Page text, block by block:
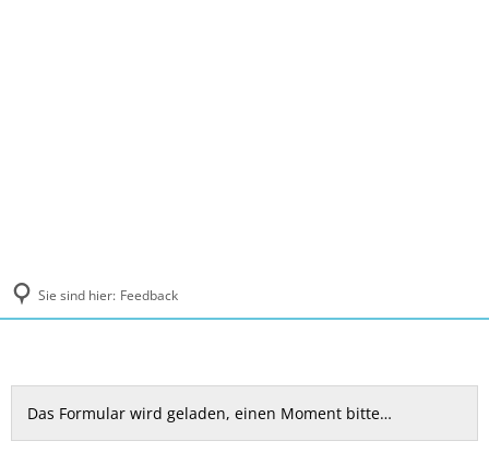
Sie sind hier: Feedback
Feedback
Das Formular wird geladen, einen Moment bitte…